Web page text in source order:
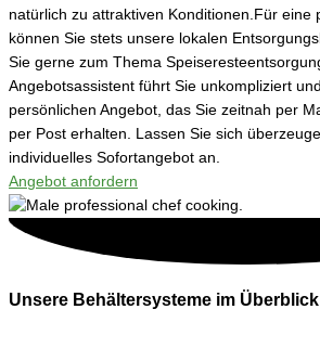
natürlich zu attraktiven Konditionen. Für eine
können Sie stets unsere lokalen
Sie gerne zum Thema
Angebotsassistent führt Sie unkompliziert
persönlichen Angebot, das Sie zeitnah per
per Post erhalten. Lassen Sie sich
individuelles Sofortangebot an.
Angebot anfordern
Unsere Behältersysteme im Überblick